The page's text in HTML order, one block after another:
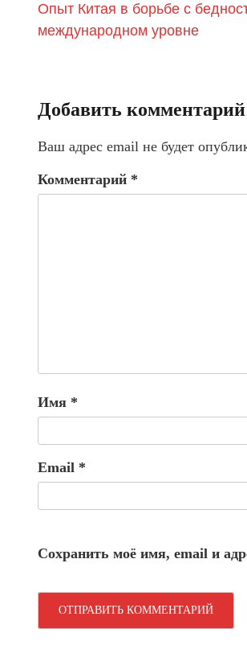
Опыт Китая в борьбе с
международном уровне
Добавить комментарий
Ваш адрес email не будет
Комментарий *
Имя *
Email *
Сохранить моё имя, email и